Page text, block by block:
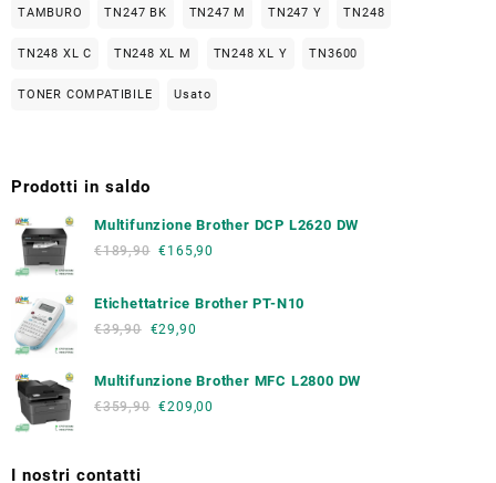
TAMBURO TN247 BK TN247 M TN247 Y TN248
TN248 XL C TN248 XL M TN248 XL Y TN3600
TONER COMPATIBILE Usato
Prodotti in saldo
Multifunzione Brother DCP L2620 DW
€189,90 €165,90
Etichettatrice Brother PT-N10
€39,90 €29,90
Multifunzione Brother MFC L2800 DW
€359,90 €209,00
I nostri contatti